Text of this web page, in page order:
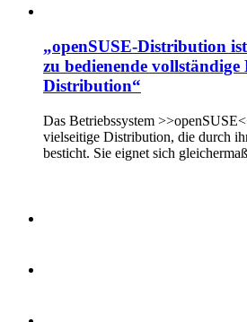
„openSUSE-Distribution
zu bedienende vollständige
Distribution“
Das Betriebssystem
vielseitige Distribution, die durch
besticht. Sie eignet sich